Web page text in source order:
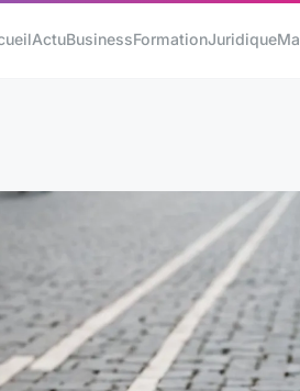
ActuBusinessFormationJuridique